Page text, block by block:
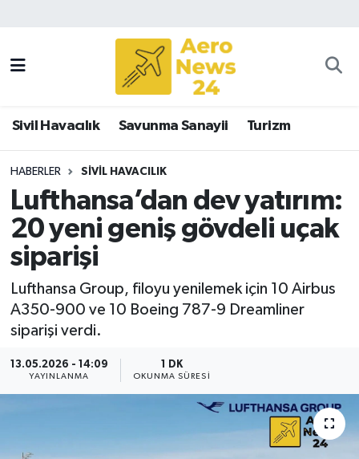
Sivil Havacılık Savunma Sanayii Turizm
HABERLER SIVIL HAVACILIK
Lufthansa’dan dev yatırım:
20 yeni geniş gövdeli uçak
siparişi
Lufthansa Group, filoyu yenilemek için 10 Airbus
A350-900 ve 10 Boeing 787-9 Dreamliner
siparişi verdi.
13.05.2026 - 14:09
YAYINLANMA
1 DK
OKUNMA SÜRESI